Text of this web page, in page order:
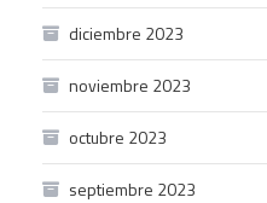
diciembre 2023
noviembre 2023
octubre 2023
septiembre 2023